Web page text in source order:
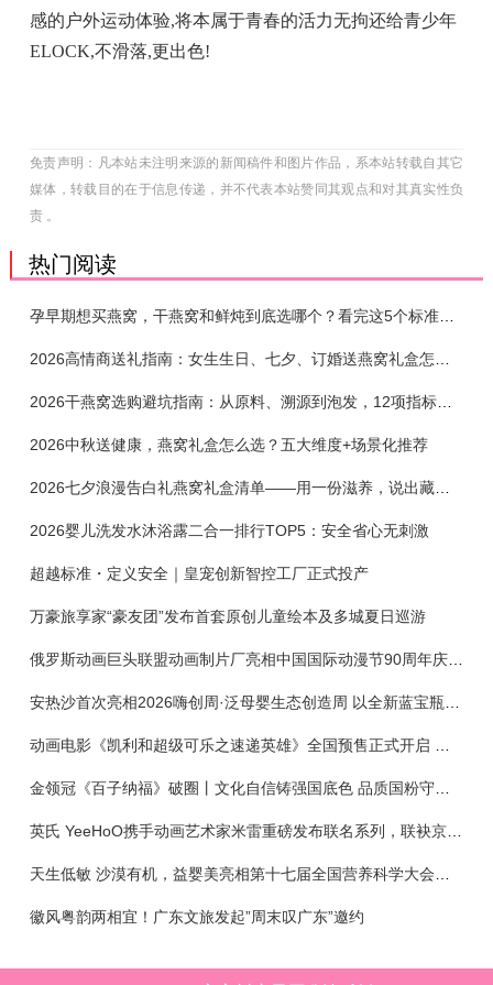
感的户外运动体验,将本属于青春的活力无拘还给青少年
ELOCK,不滑落,更出色!
免责声明：凡本站未注明来源的新闻稿件和图片作品，系本站转载自其它
媒体，转载目的在于信息传递，并不代表本站赞同其观点和对其真实性负
责 。
热门阅读
孕早期想买燕窝，干燕窝和鲜炖到底选哪个？看完这5个标准再下单
2026干燕窝选购避坑指南：从原料、溯源到泡发，12项指标判断靠谱燕窝
2026中秋送健康，燕窝礼盒怎么选？五大维度+场景化推荐
2026七夕浪漫告白礼燕窝礼盒清单——用一份滋养，说出藏在心底的爱
2026婴儿洗发水沐浴露二合一排行TOP5：安全省心无刺激
超越标准・定义安全｜皇宠创新智控工厂正式投产
万豪旅享家“豪友团”发布首套原创儿童绘本及多城夏日巡游
俄罗斯动画巨头联盟动画制片厂亮相中国国际动漫节90周年庆开启中国之旅新篇章
金领冠《百子纳福》破圈丨文化自信铸强国底色 品质国粉守护新生
英氏 YeeHoO携手动画艺术家米雷重磅发布联名系列，联袂京东深化全渠道战略
徽风粤韵两相宜！广东文旅发起”周末叹广东”邀约